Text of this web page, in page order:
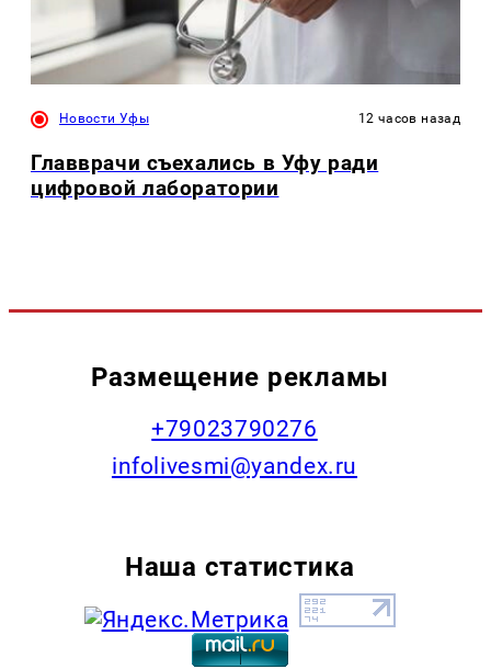
Новости Уфы 12 часов назад
Главврачи съехались в Уфу ради
цифровой лаборатории
Размещение рекламы
+79023790276
infolivesmi@yandex.ru
Наша статистика